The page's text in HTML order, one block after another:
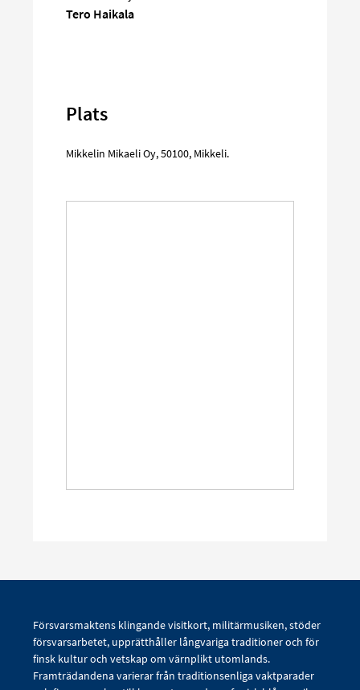
Tero Haikala
Plats
Mikkelin Mikaeli Oy,50100, Mikkeli.
Försvarsmaktens klingande visitkort, militärmusiken, stöder
försvarsarbetet, upprätthåller långvariga traditioner och för
finsk kultur och vetskap om värnplikt utomlands.
Framträdandena varierar från traditionsenliga vaktparader